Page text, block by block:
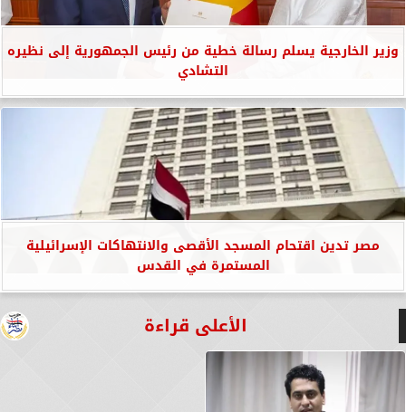
وزير الخارجية يسلم رسالة خطية من رئيس الجمهورية إلى نظيره
التشادي
مصر تدين اقتحام المسجد الأقصى والانتهاكات الإسرائيلية
المستمرة في القدس
الأعلى قراءة